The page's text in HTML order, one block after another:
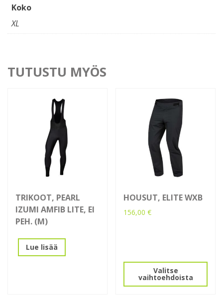
Koko
XL
TUTUSTU MYÖS
TRIKOOT, PEARL
IZUMI AMFIB LITE, EI
PEH. (M)
Lue lisää
HOUSUT, ELITE WXB
156,00€
Valitse
vaihtoehdoista
useampi
muunnelma.
Voit